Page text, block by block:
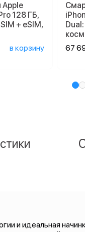
128 ГБ,
+ eSIM,
в корзину
67
и идеальная